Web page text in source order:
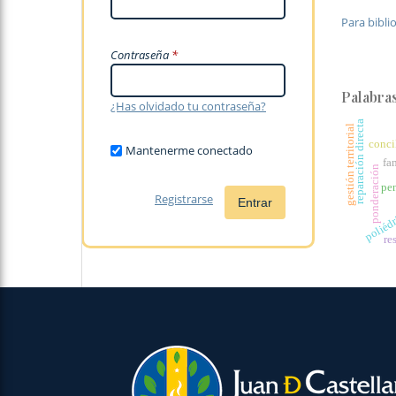
Contraseña *
¿Has olvidado tu contraseña?
Mantenerme conectado
Entrar
Registrarse
Para
reparación directaponderación
gestión territorial